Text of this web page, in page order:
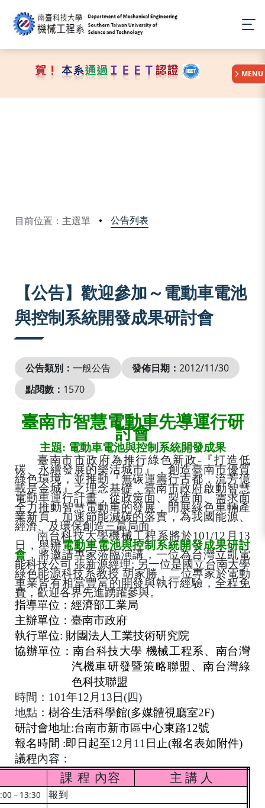
目前位置：主選單 公告列表
:::
MENU
【公告】歡迎參加～電動車電池
與控制系統開發成果研討會
公告類別： 一般公告 發佈日期： 2012/11/30
點閱數： 1570
臺南市智慧電動車先導運行研
討會
主題: 電動車電池與控制系統開發成果
臺南市市政府為推行綠色新政-『打造低
碳、永續發展的樂活城市』，創造臺南市優質
綠色環境，並推動『無碳運籌行古都，流芳億
載是金城』之理念基礎，臺南市政府啟動智慧
電動車運行計畫，從政策面、製造面、需求面
全力推動智慧電動車的發展，開展綠色車輛產
業新頁，加速節能減碳的落實，為我國能源、
經濟、及環保創造三贏局面。
南台科技大學機械工程系將於101/12 月 13
日，舉辦電動車電池與控制系統開發成果研討
會 ，將邀請專家蒞臨演講，一位為台灣立凱電
能科技公司 張新源經理;另一位是國立台南大學
綠色能源科技系教授 胡家勝，二位專家於電動
車業皆有相當豐富的開發與執行經驗，全程免
費 ，歡迎各界先進踴躍參與。
指導單位：經濟部工業局
主辦單位：臺南市政府
執行單位: 財團法人工業技術研究院
協辦單位：南台科技大學 機械工程系、南台灣
汽機車研發暨策略聯盟、南台灣綠
色科技聯盟
時間： 101年12 月 13 日(四)
地點 ：樹谷生活科學館(多媒體視廳室2F)
研討會地址:台南市新市區中心東路12號
報名時間 :即日起至12 月 11 日 止(報名表如附件)
議程內容：
課 程 內容 主 講 人
－ 13:30 報到